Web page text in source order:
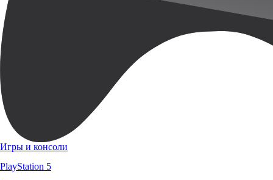
Игры и консоли
PlayStation 5